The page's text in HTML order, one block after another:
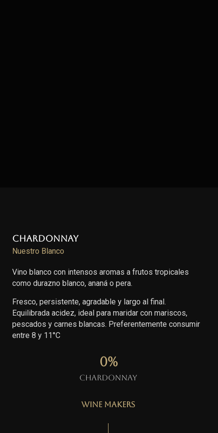
Chardonnay
Nuestro Blanco
Vino blanco con intensos aromas a frutos tropicales
como durazno blanco, ananá o pera.
Fresco, persistente, agradable y largo al final.
Equilibrada acidez, ideal para maridar con mariscos,
pescados y carnes blancas. Preferentemente consumir
entre 8 y 11°C
Chardonnay
0%
Wine Makers